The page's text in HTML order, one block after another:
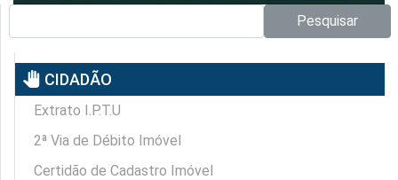
Pesquisar
pan_tool CIDADÃO
Extrato I.P.T.U
2ª Via de Débito Imóvel
Certidão de Cadastro Imóvel